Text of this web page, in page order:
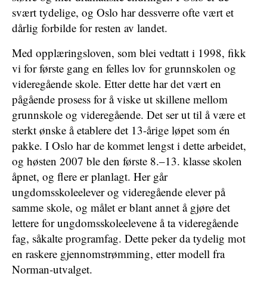
svært tydelige, og Oslo har dessverre ofte vært et
dårlig forbilde for resten av landet.
Med opplæringsloven, som blei vedtatt i 1998, fikk
vi for første gang en felles lov for grunnskolen og
videregående skole. Etter dette har det vært en
pågående prosess for å viske ut skillene mellom
grunnskole og videregående. Det ser ut til å være et
sterkt ønske å etablere det 13-årige løpet som én
pakke. I Oslo har de kommet lengst i dette arbeidet,
og høsten 2007 ble den første 8.–13. klasse skolen
åpnet, og flere er planlagt. Her går
ungdomsskoleelever og videregående elever på
samme skole, og målet er blant annet å gjøre det
lettere for ungdomsskoleelevene å ta videregående
fag, såkalte programfag. Dette peker da tydelig mot
en raskere gjennomstrømming, etter modell fra
Norman-utvalget.